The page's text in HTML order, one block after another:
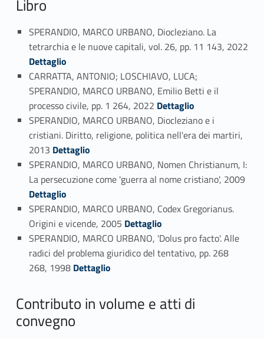
Libro
SPERANDIO, MARCO URBANO, Diocleziano. La
tetrarchia e le nuove capitali, vol. 26, pp. 11 143, 2022
Link identifier #identifier_person_18945-8
Dettaglio
CARRATTA, ANTONIO; LOSCHIAVO, LUCA;
SPERANDIO, MARCO URBANO, Emilio Betti e il
processo civile, pp. 1 264, 2022 Link identifier #identifier_person_146489-9
Dettaglio
SPERANDIO, MARCO URBANO, Diocleziano e i
cristiani. Diritto, religione, politica nell'era dei martiri,
2013 Link identifier #identifier_person_158854-10
Dettaglio
SPERANDIO, MARCO URBANO, Nomen Christianum, I:
La persecuzione come 'guerra al nome cristiano', 2009
Dettaglio
SPERANDIO, MARCO URBANO, Codex Gregorianus.
Origini e vicende, 2005 Link identifier #identifier_person_180112-12
Dettaglio
SPERANDIO, MARCO URBANO, 'Dolus pro facto'. Alle
radici del problema giuridico del tentativo, pp. 268
268, 1998 Link identifier #identifier_person_92407-13
Dettaglio
Contributo in volume e atti di
convegno